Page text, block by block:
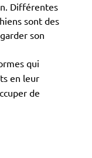
Différentes
sont des
son
qui
en leur
de